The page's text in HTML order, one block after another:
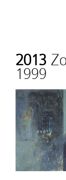
2013
1999